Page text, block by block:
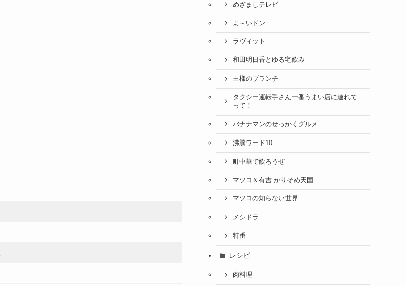
めざましテレビ
よ～いドン
ラヴィット
和田明日香とゆる宅飲み
王様のブランチ
タクシー運転手さん一番うまい店に連れて
って！
バナナマンのせっかくグルメ
沸騰ワード10
町中華で飲ろうぜ
マツコ＆有吉 かりそめ天国
マツコの知らない世界
メシドラ
特番
レシピ
肉料理